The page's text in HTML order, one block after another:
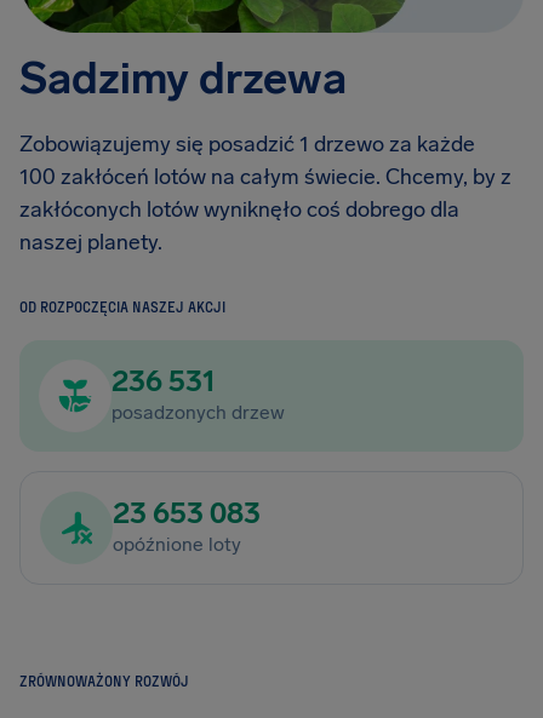
Sadzimy drzewa
Zobowiązujemy się posadzić 1 drzewo za każde
100 zakłóceń lotów na całym świecie. Chcemy, by z
zakłóconych lotów wyniknęło coś dobrego dla
naszej planety.
OD ROZPOCZĘCIA NASZEJ AKCJI
236 531
posadzonych drzew
23 653 083
opóźnione loty
ZRÓWNOWAŻONY ROZWÓJ